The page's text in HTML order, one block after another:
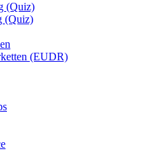
(Quiz)
(Quiz)
(EUDR)